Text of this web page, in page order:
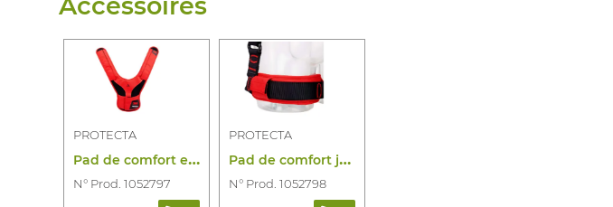
PROTECTA
P
ad de comfort epaule et dos pour harnai
N° Prod. 1052797
PROTECTA
P
ad de comfort jambes pour harnais
N° Prod. 1052798